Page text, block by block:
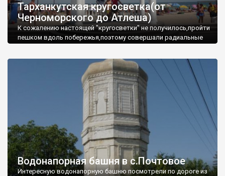
Тарханкутская кругосветка(от
Черноморского до Атлеша)
К сожалению настоящей "кругосветки" не получилось,пройти
пешком вдоль побережья,поэтому совершали радиальные
Водонапорная башня в с.Почтовое
Интересную водонапорную башню посмотрели по дороге из